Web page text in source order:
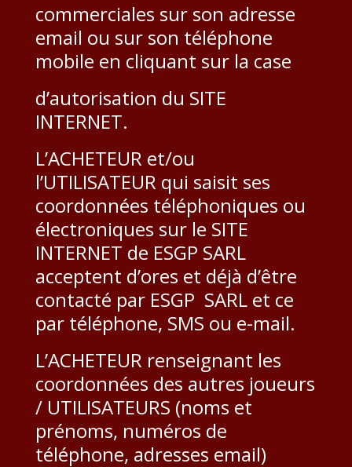
commerciales sur son adresse
email ou sur son téléphone
mobile en cliquant sur la case
d’autorisation du SITE
INTERNET.
L’ACHETEUR et/ou
l’UTILISATEUR qui saisit ses
coordonnées téléphoniques ou
électroniques sur le SITE
INTERNET de ESGP SARL
acceptent d’ores et déjà d’être
contacté par ESGP SARL et ce
par téléphone, SMS ou e-mail.
L’ACHETEUR renseignant les
coordonnées des autres joueurs
/ UTILISATEURS (noms et
prénoms, numéros de
téléphone, adresses email)